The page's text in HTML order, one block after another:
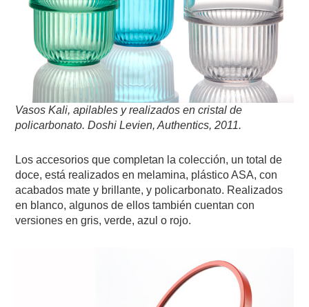
Vasos Kali, apilables y realizados en cristal de
policarbonato.Doshi Levien, Authentics,2011.
Los accesorios que completan la colección, un total de
doce, está realizados en melamina, plástico ASA, con
acabados mate y brillante, y policarbonato. Realizados
en blanco, algunos de ellos también cuentan con
versiones en gris, verde, azul o rojo.